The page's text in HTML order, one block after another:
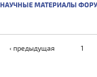
НАУЧНЫЕ МАТЕРИАЛЫ
‹ предыдущая 1